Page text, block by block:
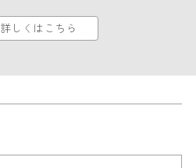
詳しくはこちら